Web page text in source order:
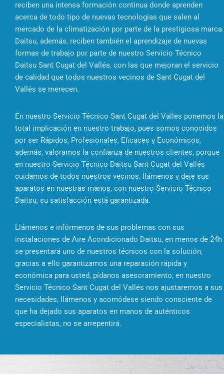
reciben una intensa formación continua donde aprenden
acerca de todo tipo de nuevas tecnologías que salen al
mercado de la climatización por parte de la prestigiosa marca
Daitsu, además, reciben también el aprendizaje de nuevas
formas de trabajo por parte de nuestro Servicio Técnico
Daitsu Sant Cugat del Vallés, con las que mejoran el servicio
de calidad que todos nuestros vecinos de Sant Cugat del
Vallés se merecen.
En nuestro Servicio Técnico Sant Cugat del Valles ponemos la
total implicación en nuestro trabajo, pues somos conocidos
por ser Rápidos, Profesionales, Eficaces y Económicos,
además, valoramos la confianza de nuestros clientes, porque
en nuestro Servicio Técnico Daitsu Sant Cugat del Vallés
cuidamos de todos nuestros vecinos, llámenos y deje sus
aparatos en nuestras manos, con nuestro Servicio Técnico
Daitsu, su satisfacción está garantizada.
Llámenos e infórmenos de sus problemas con sus
instalaciones de Aire Acondicionado Daitsu, en menos de 24h
se presentará uno de nuestros técnicos con la solución,
gracias a ello garantizamos una reparación rápida y
económica para usted, pídanos asesoramiento, en nuestro
Servicio Técnico Sant Cugat del Vallés nos ajustaremos a sus
necesidades, llámenos y acomódese siendo consciente de
que ha dejado sus aparatos en manos de auténticos
especialistas, no se arrepentirá.